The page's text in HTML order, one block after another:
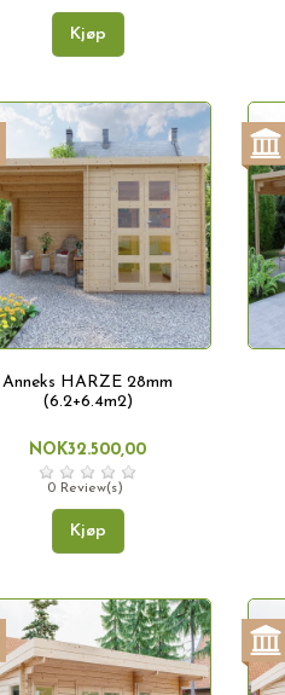
Kjøp
Anneks HARZE 28mm
(6.2+6.4m2)
NOK32.500,00
0 Review(s)
Kjøp